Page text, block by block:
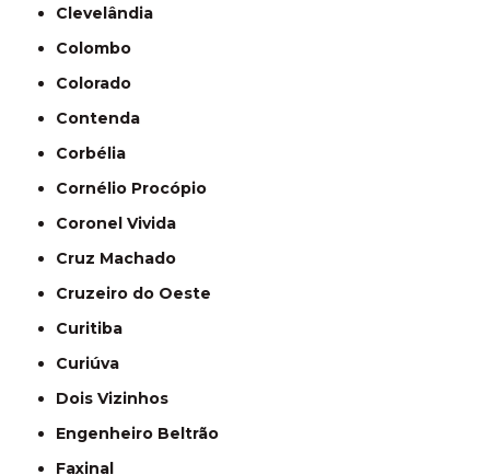
Clevelândia
Colombo
Colorado
Contenda
Corbélia
Cornélio Procópio
Coronel Vivida
Cruz Machado
Cruzeiro do Oeste
Curitiba
Curiúva
Dois Vizinhos
Engenheiro Beltrão
Faxinal